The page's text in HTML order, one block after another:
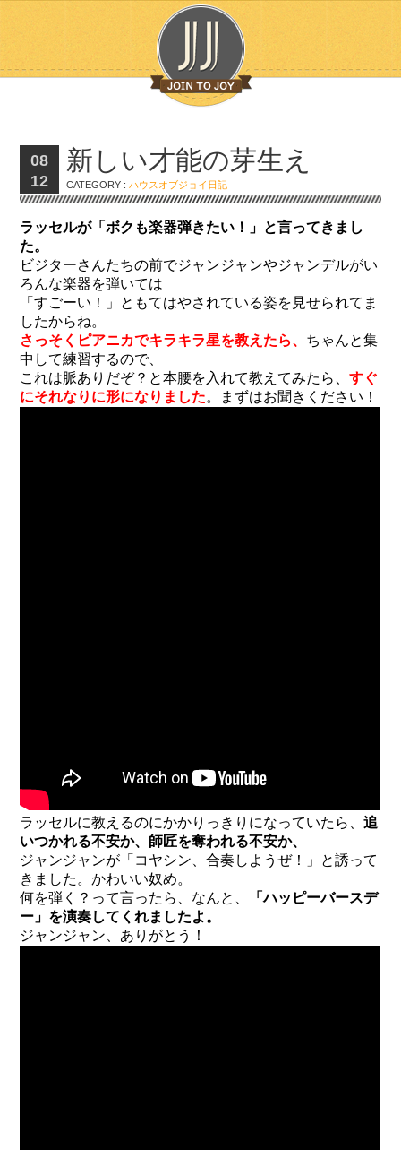
08
12
新しい才能の芽生え
CATEGORY :ハウスオブジョイ日記
ラッセルが「ボクも楽器弾きたい！」と言ってきまし
た。
ビジターさんたちの前でジャンジャンやジャンデルがい
ろんな楽器を弾いては
「すごーい！」ともてはやされている姿を見せられてま
したからね。
さっそくピアニカでキラキラ星を教えたら、 ちゃんと集
中して練習するので、
これは脈ありだぞ？と本腰を入れて教えてみたら、すぐ
にそれなりに形になりました。まずはお聞きください！
ラッセルに教えるのにかかりっきりになっていたら、追
いつかれる不安か、師匠を奪われる不安か、
ジャンジャンが「コヤシン、合奏しようぜ！」と誘って
きました。かわいい奴め。
何を弾く？って言ったら、なんと、
「ハッピーバースデ
ー」を演奏してくれましたよ。
ジャンジャン、ありがとう！